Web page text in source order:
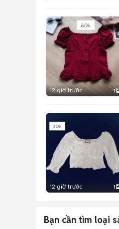
12 giờ trước 1
12 giờ trước 1
Bạn cần tìm loại